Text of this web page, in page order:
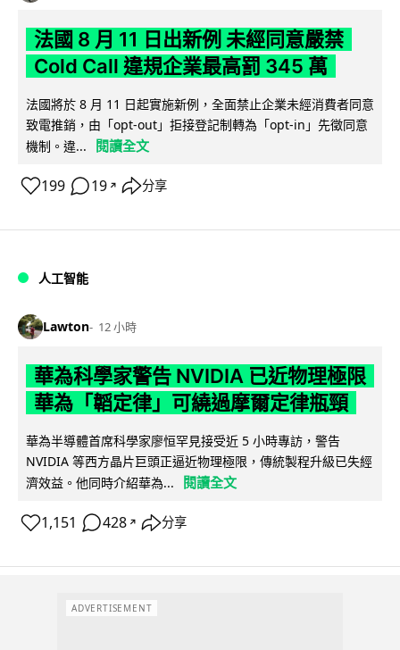
法國 8 月 11 日出新例 未經同意嚴禁
Cold Call 違規企業最高罰 345 萬
法國將於 8 月 11 日起實施新例，全面禁止企業未經消費者同意
致電推銷，由「opt-out」拒接登記制轉為「opt-in」先徵同意
機制。違...
閱讀全文
199 19 ↗ 分享
人工智能
Lawton 12 小時
華為科學家警告 NVIDIA 已近物理極限
華為「韜定律」可繞過摩爾定律瓶頸
華為半導體首席科學家廖恒罕見接受近 5 小時專訪，警告
NVIDIA 等西方晶片巨頭正逼近物理極限，傳統製程升級已失經
濟效益。他同時介紹華為...
閱讀全文
1,151 428 ↗ 分享
ADVERTISEMENT